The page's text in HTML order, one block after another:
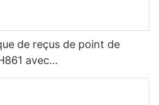
de reçus de point de
avec
BT (en option) Noir